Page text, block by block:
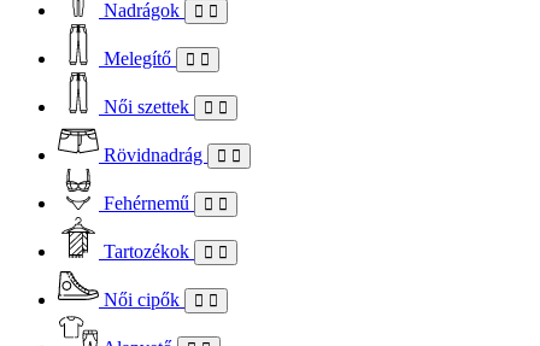
Nadrágok
Melegítő
Női szettek
Rövidnadrág
Fehérnemű
Tartozékok
Női cipők